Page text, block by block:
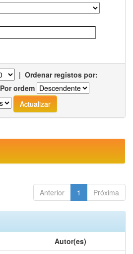
| Ordenar registos por:
Por ordem
Anterior 1 Próxima
Autor(es)